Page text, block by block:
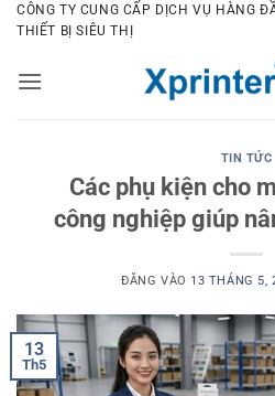
Bỏ
qua
dung
CÔNG TY CUNG CẤP DỊCH VỤ HÀNG
THIẾT BỊ SIÊU THỊ
TIN TỨC
Các phụ kiện cho
công nghiệp giúp
ĐĂNG VÀO 13 THÁNG 5,
13
Th5